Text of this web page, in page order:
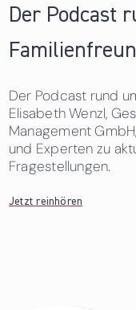
Der Podcast
Der Podcast rund
Elisabeth Wenzl,
Management
und Experten zu
Fragestellungen.
Jetzt reinhören